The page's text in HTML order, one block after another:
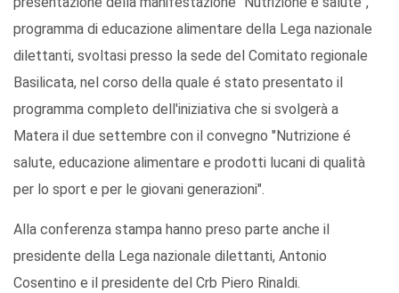
programma di educazione alimentare della Lega nazionale
dilettanti, svoltasi presso la sede del Comitato regionale
Basilicata, nel corso della quale é stato presentato il
programma completo dell'iniziativa che si svolgerà a
Matera il due settembre con il convegno "Nutrizione é
salute, educazione alimentare e prodotti lucani di qualità
per lo sport e per le giovani generazioni".
Alla conferenza stampa hanno preso parte anche il
presidente della Lega nazionale dilettanti, Antonio
Cosentino e il presidente del Crb Piero Rinaldi.